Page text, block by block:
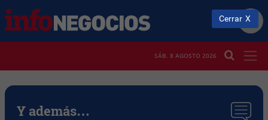
SÁB. 8 AGOSTO 2026
Y además…
Cerrar